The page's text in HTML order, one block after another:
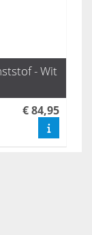
- Wit
€ 84,95